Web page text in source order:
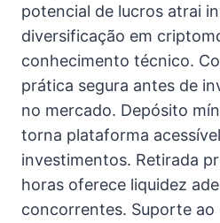
potencial de lucros atrai
diversificação em
conhecimento técnico.
prática segura antes de
no mercado. Depósito
torna plataforma
investimentos. Retirada
horas oferece liquidez
concorrentes. Suporte